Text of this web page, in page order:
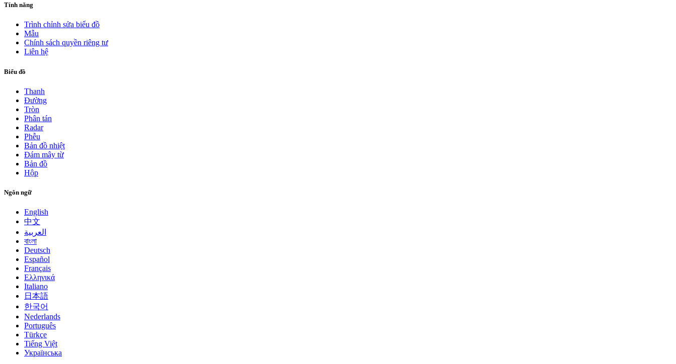
Tính năng
Trình chỉnh sửa biểu đồ
Mẫu
Chính sách quyền riêng tư
Liên hệ
Biểu đồ
Thanh
Đường
Tròn
Phân tán
Radar
Phễu
Bản đồ nhiệt
Đám mây từ
Bản đồ
Hộp
Ngôn ngữ
English
中文
العربية
বাংলা
Deutsch
Español
Français
Ελληνικά
Italiano
日本語
한국어
Nederlands
Português
Türkçe
Tiếng Việt
Українська